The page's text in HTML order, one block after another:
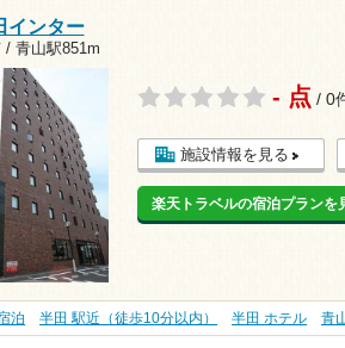
インター
/ 青山駅851m
- 点 / 0
施設情報を見る
楽天トラベルの宿泊プランを
泊 半田 駅近（徒歩10分以内） 半田 ホテル 青